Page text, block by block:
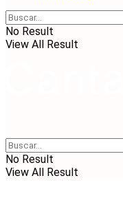
No Result
View All Result
No Result
View All Result